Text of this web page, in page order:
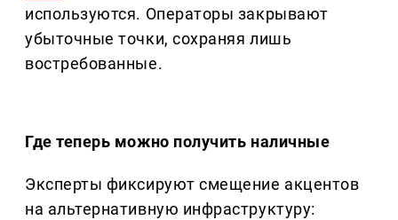
используются. Операторы закрывают
убыточные точки, сохраняя лишь
востребованные.
Где теперь можно получить наличные
Эксперты фиксируют смещение акцентов
на альтернативную инфраструктуру: